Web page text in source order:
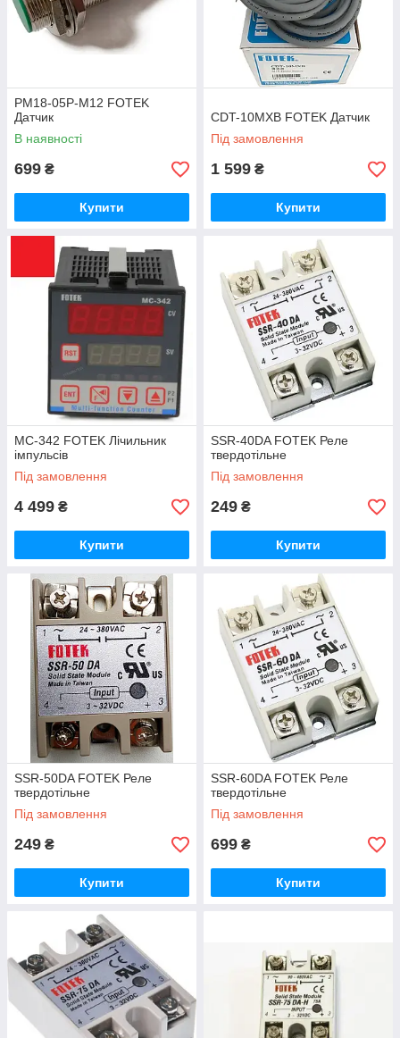
PM18-05P-M12 FOTEK
Датчик
В наявності
699 ₴
Купити
CDT-10MXB FOTEK Датчик
Під замовлення
1 599 ₴
Купити
MC-342 FOTEK Лічильник
імпульсів
Під замовлення
4 499 ₴
Купити
SSR-40DA FOTEK Реле
твердотільне
Під замовлення
249 ₴
Купити
SSR-50DA FOTEK Реле
твердотільне
Під замовлення
249 ₴
Купити
SSR-60DA FOTEK Реле
твердотільне
Під замовлення
699 ₴
Купити